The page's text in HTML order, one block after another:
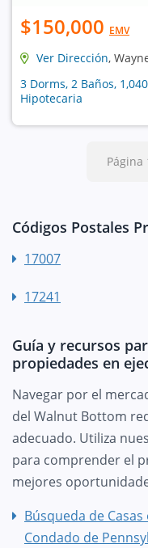
$150,000 EMV
Ver Dirección,
3 Dorms, 2 Baños,
Hipotecaria
Página
Códigos Postales
17007
17241
Guía y recursos
propiedades en
Navegar por el
del Walnut Bottom
adecuado. Utiliza
para comprender el
mejores
Búsqueda de
Condado de